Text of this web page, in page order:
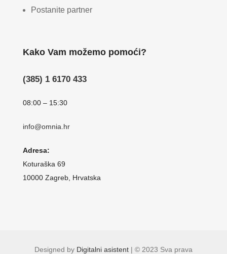
Postanite partner
Kako Vam možemo pomoći?
(385) 1 6170 433
08:00 – 15:30
info@omnia.hr
Adresa:
Koturaška 69
10000 Zagreb, Hrvatska
Designed by Digitalni asistent| © 2023 Sva prava